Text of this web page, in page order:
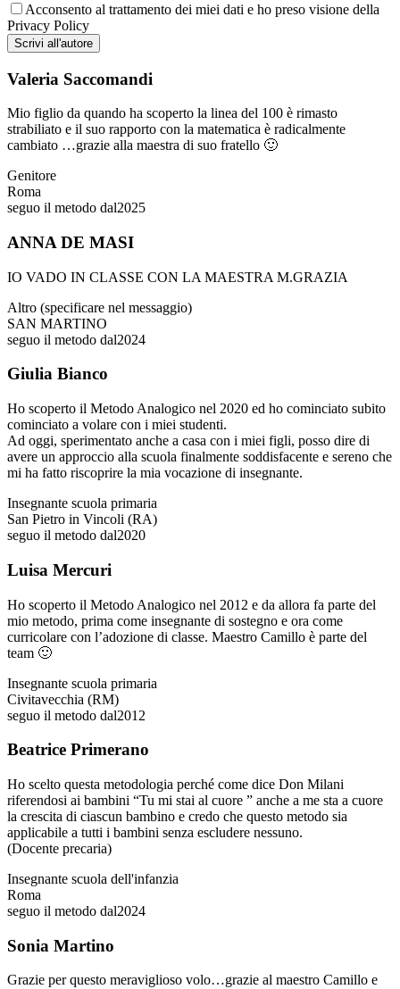
Acconsento al trattamento dei miei dati e ho preso visione della
Privacy Policy
Valeria Saccomandi
Mio figlio da quando ha scoperto la linea del 100 è rimasto
strabiliato e il suo rapporto con la matematica è radicalmente
cambiato …grazie alla maestra di suo fratello 🙂
Genitore
Roma
seguo il metodo dal2025
ANNA DE MASI
IO VADO IN CLASSE CON LA MAESTRA M.GRAZIA
Altro (specificare nel messaggio)
SAN MARTINO
seguo il metodo dal2024
Giulia Bianco
Ho scoperto il Metodo Analogico nel 2020 ed ho cominciato subito
cominciato a volare con i miei studenti.
Ad oggi, sperimentato anche a casa con i miei figli, posso dire di
avere un approccio alla scuola finalmente soddisfacente e sereno che
mi ha fatto riscoprire la mia vocazione di insegnante.
Insegnante scuola primaria
San Pietro in Vincoli (RA)
seguo il metodo dal2020
Luisa Mercuri
Ho scoperto il Metodo Analogico nel 2012 e da allora fa parte del
mio metodo, prima come insegnante di sostegno e ora come
curricolare con l’adozione di classe. Maestro Camillo è parte del
team 🙂
Insegnante scuola primaria
Civitavecchia (RM)
seguo il metodo dal2012
Beatrice Primerano
Ho scelto questa metodologia perché come dice Don Milani
riferendosi ai bambini “Tu mi stai al cuore ” anche a me sta a cuore
la crescita di ciascun bambino e credo che questo metodo sia
applicabile a tutti i bambini senza escludere nessuno.
(Docente precaria)
Insegnante scuola dell'infanzia
Roma
seguo il metodo dal2024
Sonia Martino
Grazie per questo meraviglioso volo…grazie al maestro Camillo e